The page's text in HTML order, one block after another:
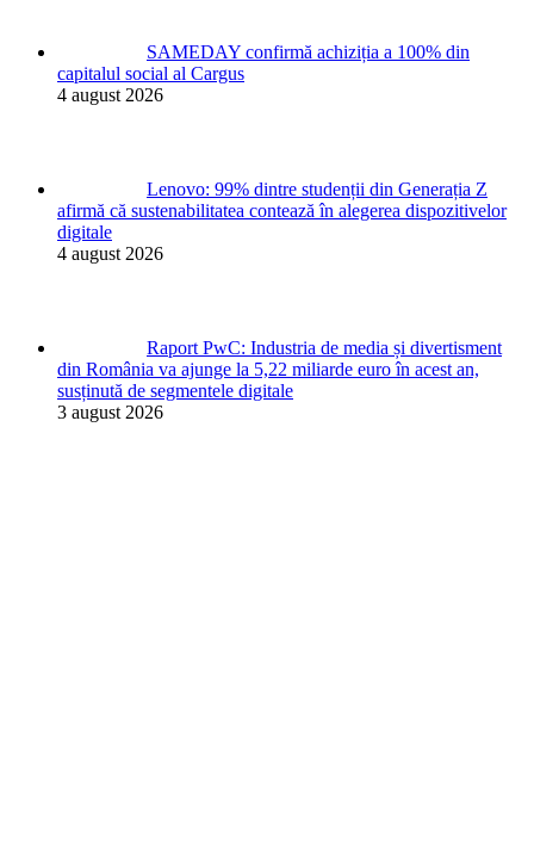
SAMEDAY confirmă achiziția a 100% din
capitalul social al Cargus
4 august 2026
Lenovo: 99% dintre studenții din Generația Z
afirmă că sustenabilitatea contează în alegerea dispozitivelor
digitale
4 august 2026
Raport PwC: Industria de media și divertisment
din România va ajunge la 5,22 miliarde euro în acest an,
susținută de segmentele digitale
3 august 2026